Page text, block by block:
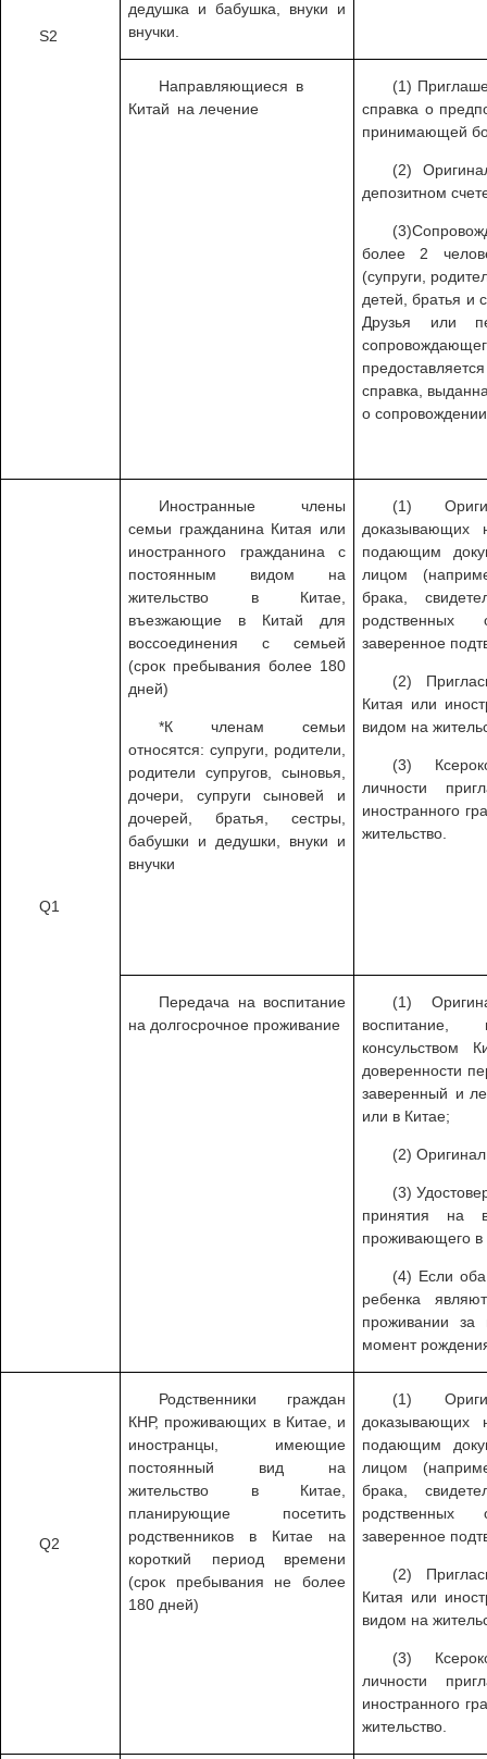
S2
дедушка и бабушка, внуки и
внучки.
Направляющиеся в
Китай на лечение
(1)
справка о
принимающей
(2)
депозитном
более 2
(супруги,
детей, братья и
Друзья или
справка,
о
Q1
Иностранные члены
семьи гражданина Китая или
иностранного гражданина с
постоянным видом на
жительство в Китае,
въезжающие в Китай для
воссоединения с семьей
(срок пребывания более 180
дней)
*К членам семьи
относятся: супруги, родители,
родители супругов, сыновья,
дочери, супруги сыновей и
дочерей, братья, сестры,
бабушки и дедушки, внуки и
внучки
(1)
доказывающих
подающим
лицом
брака,
родственных
заверенное
(2)
Китая или
видом на
(3)
личности
иностранного
жительство.
Передача на воспитание
на долгосрочное проживание
(1)
воспитание,
консульством
доверенности
заверенный и
или в Китае;
(2)
(3)
принятия на
проживающего в
(4) Если
ребенка
проживании за
момент
Q2
Родственники граждан
КНР, проживающих в Китае, и
иностранцы, имеющие
постоянный вид на
жительство в Китае,
планирующие посетить
родственников в Китае на
короткий период времени
(срок пребывания не более
180 дней)
(1)
доказывающих
подающим
лицом
брака,
родственных
заверенное
(2)
Китая или
видом на
(3)
личности
иностранного
жительство.